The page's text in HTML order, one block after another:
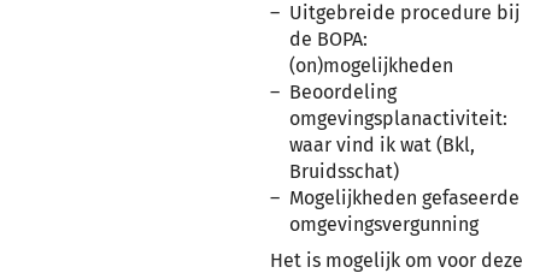
Uitgebreide procedure bij
de BOPA:
(on)mogelijkheden
Beoordeling
omgevingsplanactiviteit:
waar vind ik wat (Bkl,
Bruidsschat)
Mogelijkheden gefaseerde
omgevingsvergunning
Het is mogelijk om voor deze